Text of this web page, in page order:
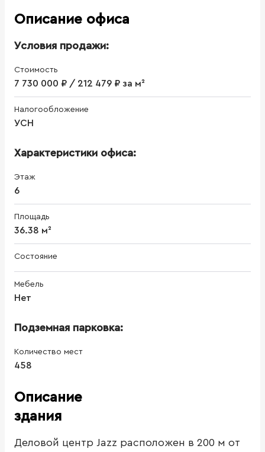
Описание офиса
Условия продажи:
Стоимость
7 730 000 ₽ / 212 479 ₽ за м²
Налогообложение
УСН
Характеристики офиса:
Этаж
6
Площадь
36.38 м²
Состояние
Мебель
Нет
Подземная парковка:
Количество мест
458
Описание
здания
Деловой центр Jazz расположен в 200 м от